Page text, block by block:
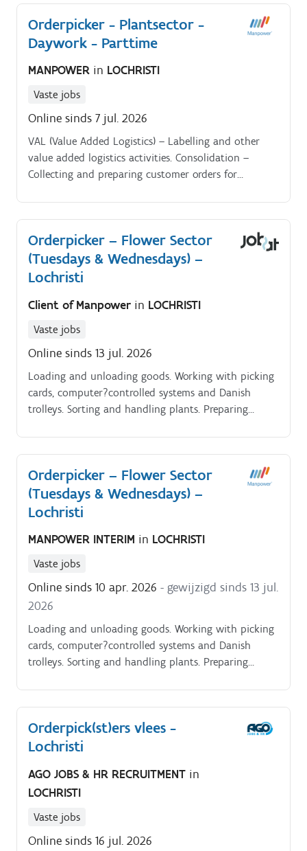
Orderpicker - Plantsector -
Daywork - Parttime
MANPOWER in LOCHRISTI
Vaste jobs
Online sinds 7 jul. 2026
VAL (Value Added Logistics) – Labelling and other
value added logistics activities. Consolidation –
Collecting and preparing customer orders for
Orderpicker – Flower Sector
(Tuesdays & Wednesdays) –
Lochristi
Client of Manpower in LOCHRISTI
Vaste jobs
Online sinds 13 jul. 2026
Loading and unloading goods. Working with picking
cards, computer?controlled systems and Danish
trolleys. Sorting and handling plants. Preparing
Orderpicker – Flower Sector
(Tuesdays & Wednesdays) –
Lochristi
MANPOWER INTERIM in LOCHRISTI
Vaste jobs
Online sinds 10 apr. 2026 - gewijzigd sinds 13 jul.
2026
Loading and unloading goods. Working with picking
cards, computer?controlled systems and Danish
trolleys. Sorting and handling plants. Preparing
Orderpick(st)ers vlees -
Lochristi
AGO JOBS & HR RECRUITMENT in
LOCHRISTI
Vaste jobs
Online sinds 16 jul. 2026